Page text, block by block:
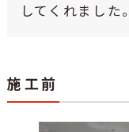
してくれました。
施工前